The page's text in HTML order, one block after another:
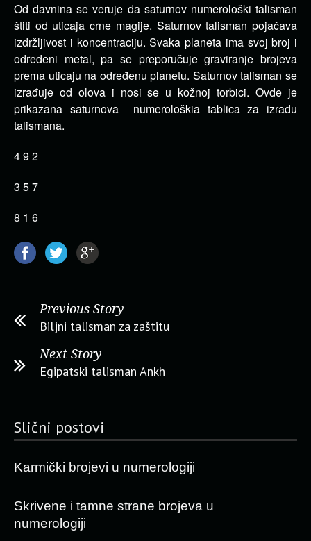
Od davnina se veruje da saturnov numerološki talisman
štiti od uticaja crne magije. Saturnov talisman pojačava
izdržljivost i koncentraciju.Svaka planeta ima svoj broj i
određeni metal, pa se preporučuje graviranje brojeva
prema uticaju na određenu planetu. Saturnov talisman se
izrađuje od olova i nosi se u kožnoj torbici. Ovde je
prikazana saturnova numerološkia tablica za izradu
talismana.
4 9 2
3 5 7
8 1 6
Previous Story
Biljni talisman za zaštitu
Next Story
Egipatski talisman Ankh
Slični postovi
Karmički brojevi u numerologiji
Skrivene i tamne strane brojeva u
numerologiji